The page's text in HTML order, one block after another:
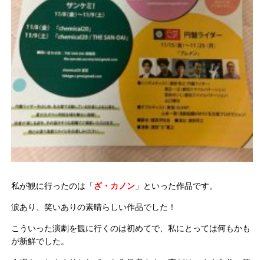
私が観に行ったのは「ざ・カノン 」といった作品です。
涙あり、笑いありの素晴らしい作品でした！
こういった演劇を観に行くのは初めてで、私にとっては何もかも
が新鮮でした。